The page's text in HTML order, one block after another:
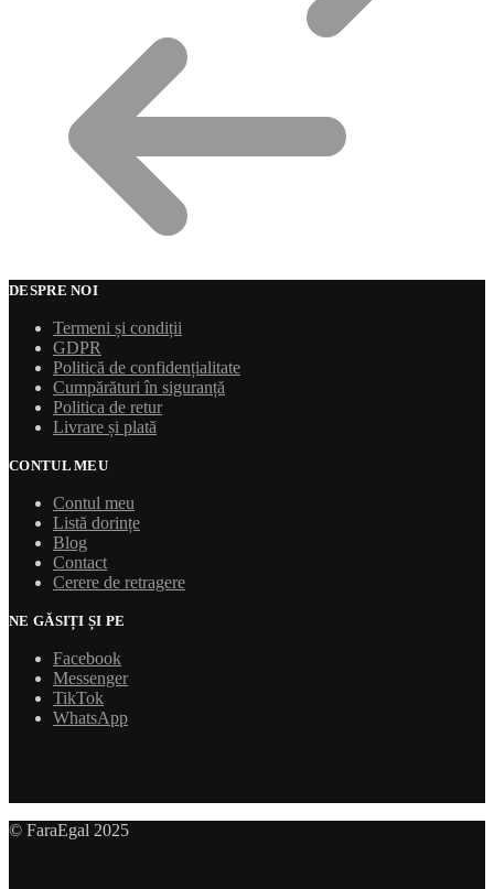
DESPRE NOI
Termeni și condiții
GDPR
Politică de confidențialitate
Cumpărături în siguranță
Politica de retur
Livrare și plată
CONTUL MEU
Contul meu
Listă dorințe
Blog
Contact
Cerere de retragere
NE GĂSIȚI ȘI PE
Facebook
Messenger
TikTok
WhatsApp
© FaraEgal 2025